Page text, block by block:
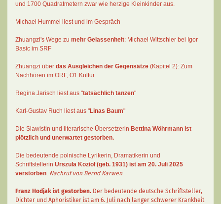
und 1700 Quadratmetern zwar wie herzige Kleinkinder aus.
Michael Hummel liest und im Gespräch
Zhuangzi's Wege zu mehr Gelassenheit: Michael Wittschier bei Igor
Basic im SRF
Zhuangzi über das Ausgleichen der Gegensätze (Kapitel 2): Zum
Nachhören im ORF, Ö1 Kultur
Regina Jarisch liest aus "tatsächlich tanzen"
Karl-Gustav Ruch liest aus "Linas Baum"
Die Slawistin und literarische Übersetzerin Bettina Wöhrmann ist
plötzlich und unerwartet gestorben.
Die bedeutende polnische Lyrikerin, Dramatikerin und
Schriftstellerin Urszula Kozioł (geb. 1931) ist am 20. Juli 2025
verstorben. Nachruf von Bernd Karwen
Franz Hodjak ist gestorben. Der bedeutende deutsche Schriftsteller,
Dichter und Aphoristiker ist am 6. Juli nach langer schwerer Krankheit